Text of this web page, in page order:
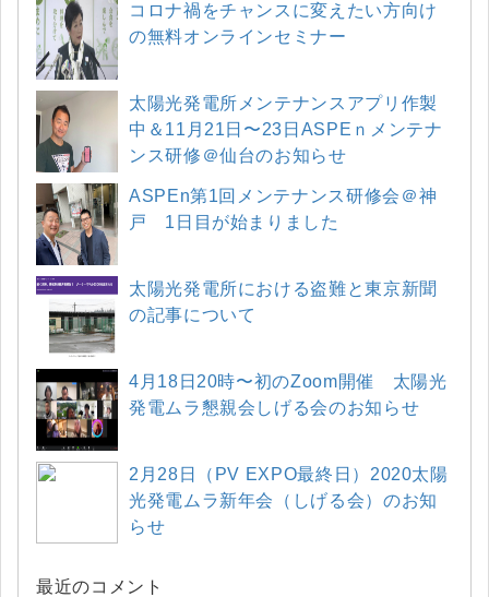
コロナ禍をチャンスに変えたい方向け
の無料オンラインセミナー
太陽光発電所メンテナンスアプリ作製
中＆11月21日〜23日ASPEｎメンテナ
ンス研修＠仙台のお知らせ
ASPEn第1回メンテナンス研修会＠神
戸 1日目が始まりました
太陽光発電所における盗難と東京新聞
の記事について
4月18日20時〜初のZoom開催 太陽光
発電ムラ懇親会しげる会のお知らせ
2月28日（PV EXPO最終日）2020太陽
光発電ムラ新年会（しげる会）のお知
らせ
最近のコメント